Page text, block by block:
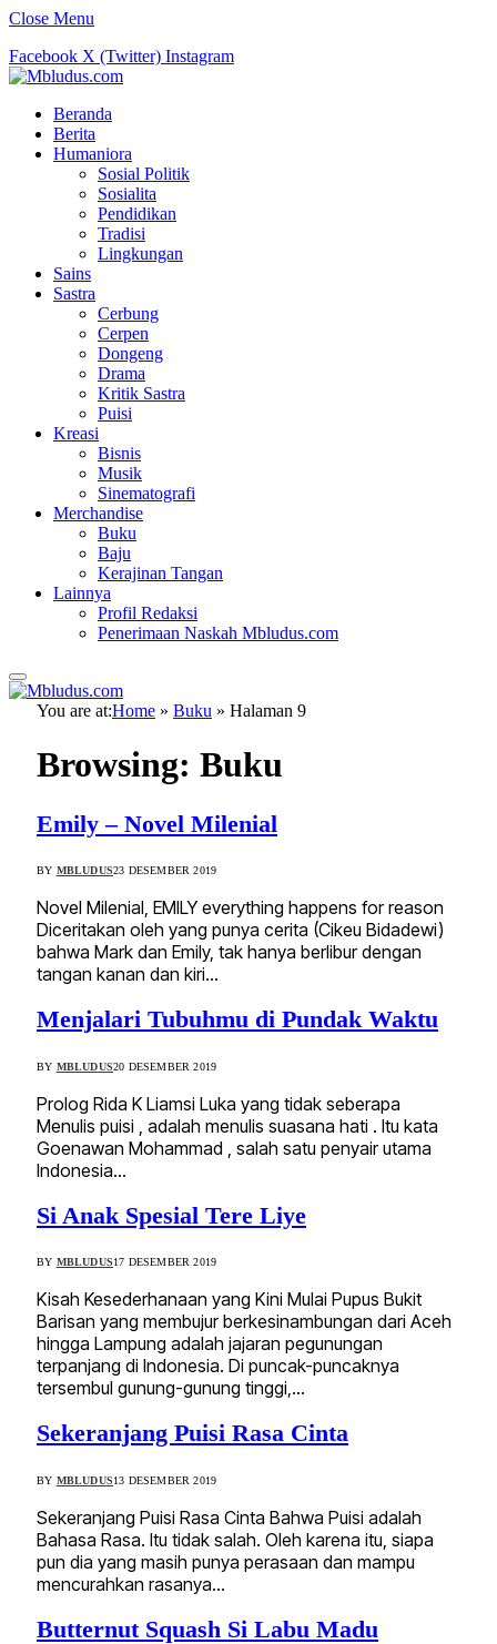
Close Menu
Facebook X (Twitter) Instagram
Beranda
Berita
Humaniora
Sosial Politik
Sosialita
Pendidikan
Tradisi
Lingkungan
Sains
Sastra
Cerbung
Cerpen
Dongeng
Drama
Kritik Sastra
Puisi
Kreasi
Bisnis
Musik
Sinematografi
Merchandise
Buku
Baju
Kerajinan Tangan
Lainnya
Profil Redaksi
Penerimaan Naskah Mbludus.com
You are at:Home » Buku » Halaman 9
Browsing: Buku
Emily – Novel Milenial
BY MBLUDUS23 DESEMBER 2019
Novel Milenial, EMILY everything happens for reason
Diceritakan oleh yang punya cerita (Cikeu Bidadewi)
bahwa Mark dan Emily, tak hanya berlibur dengan
tangan kanan dan kiri…
Menjalari Tubuhmu di Pundak Waktu
BY MBLUDUS20 DESEMBER 2019
Prolog Rida K Liamsi Luka yang tidak seberapa
Menulis puisi , adalah menulis suasana hati . Itu kata
Goenawan Mohammad , salah satu penyair utama
Indonesia…
Si Anak Spesial Tere Liye
BY MBLUDUS17 DESEMBER 2019
Kisah Kesederhanaan yang Kini Mulai Pupus Bukit
Barisan yang membujur berkesinambungan dari Aceh
hingga Lampung adalah jajaran pegunungan
terpanjang di Indonesia. Di puncak-puncaknya
tersembul gunung-gunung tinggi,…
Sekeranjang Puisi Rasa Cinta
BY MBLUDUS13 DESEMBER 2019
Sekeranjang Puisi Rasa Cinta Bahwa Puisi adalah
Bahasa Rasa. Itu tidak salah. Oleh karena itu, siapa
pun dia yang masih punya perasaan dan mampu
mencurahkan rasanya…
Butternut Squash Si Labu Madu